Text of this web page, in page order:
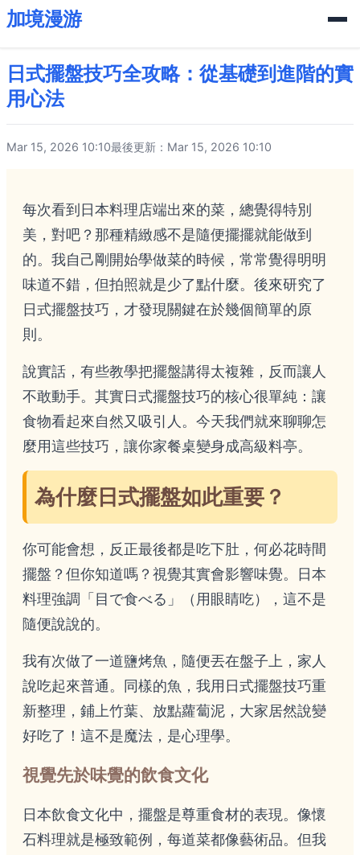
加境漫游
日式擺盤技巧全攻略：從基礎到進階的實
用心法
Mar 15, 2026 10:10最後更新：Mar 15, 2026 10:10
每次看到日本料理店端出來的菜，總覺得特別
美，對吧？那種精緻感不是隨便擺擺就能做到
的。我自己剛開始學做菜的時候，常常覺得明明
味道不錯，但拍照就是少了點什麼。後來研究了
日式擺盤技巧，才發現關鍵在於幾個簡單的原
則。
說實話，有些教學把擺盤講得太複雜，反而讓人
不敢動手。其實日式擺盤技巧的核心很單純：讓
食物看起來自然又吸引人。今天我們就來聊聊怎
麼用這些技巧，讓你家餐桌變身成高級料亭。
為什麼日式擺盤如此重要？
你可能會想，反正最後都是吃下肚，何必花時間
擺盤？但你知道嗎？視覺其實會影響味覺。日本
料理強調「目で食べる」（用眼睛吃），這不是
隨便說說的。
我有次做了一道鹽烤魚，隨便丟在盤子上，家人
說吃起來普通。同樣的魚，我用日式擺盤技巧重
新整理，鋪上竹葉、放點蘿蔔泥，大家居然說變
好吃了！這不是魔法，是心理學。
視覺先於味覺的飲食文化
日本飲食文化中，擺盤是尊重食材的表現。像懷
石料理就是極致範例，每道菜都像藝術品。但我